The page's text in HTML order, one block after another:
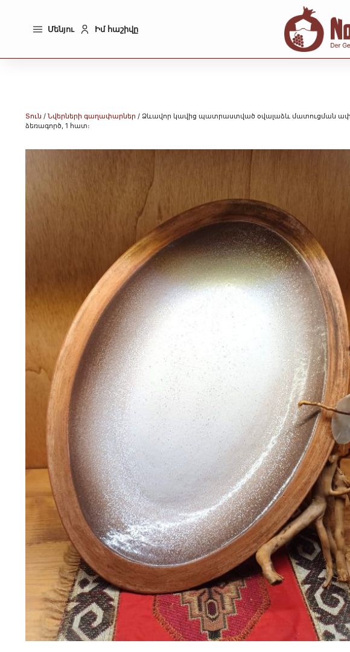
Մենյու Իմ հաշիվը
Տուն / Նվերների գաղափարներ / Ձևավոր կավից պատրաստված օվալաձև մատուցման
ձեռագործ, 1 հատ։